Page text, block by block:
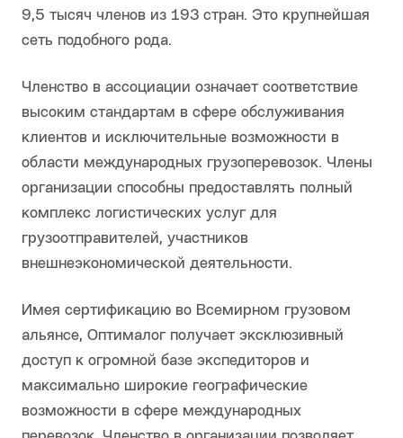
9,5 тысяч членов из 193 стран. Это крупнейшая
сеть подобного рода.
Членство в ассоциации означает соответствие
высоким стандартам в сфере обслуживания
клиентов и исключительные возможности в
области международных грузоперевозок. Члены
организации способны предоставлять полный
комплекс логистических услуг для
грузоотправителей, участников
внешнеэкономической деятельности.
Имея сертификацию во Всемирном грузовом
альянсе, Оптималог получает эксклюзивный
доступ к огромной базе экспедиторов и
максимально широкие географические
возможности в сфере международных